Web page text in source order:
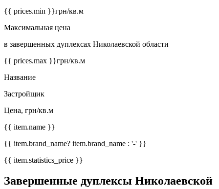
{{ prices.min }}грн/кв.м
Максимальная цена
в завершенных дуплексах Николаевской области
{{ prices.max }}грн/кв.м
Название
Застройщик
Цена, грн/кв.м
{{ item.name }}
{{ item.brand_name? item.brand_name : '-' }}
{{ item.statistics_price }}
Завершенные дуплексы Николаевской